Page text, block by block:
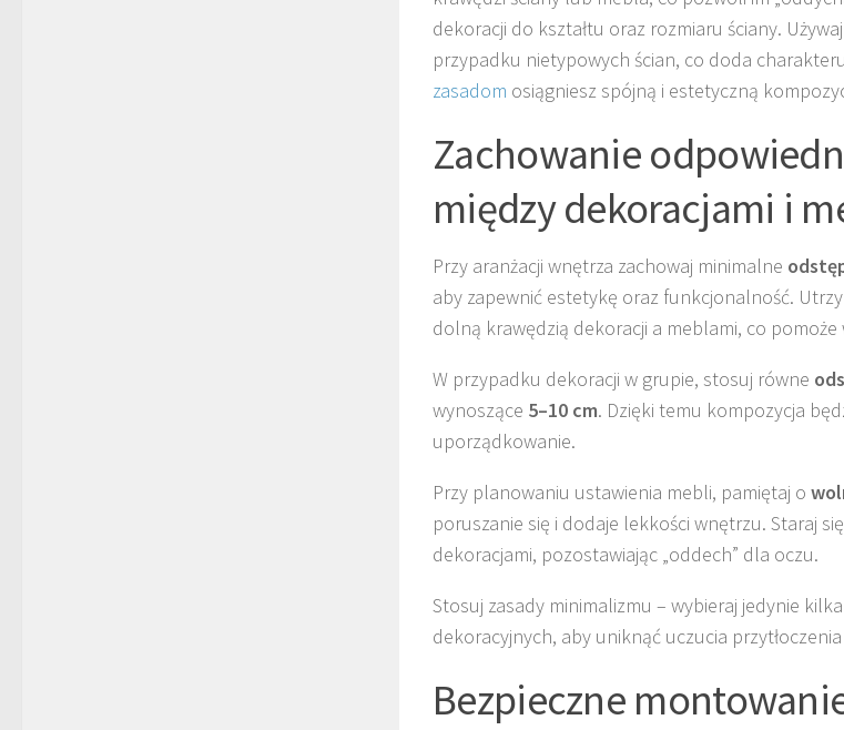
dekoracji do kształtu oraz rozmiaru ściany.
przypadku nietypowych ścian, co doda
zasadom osiągniesz spójną i estetyczną
Zachowanie
między dekoracjami i
Przy aranżacji wnętrza zachowaj minimalne
aby zapewnić estetykę oraz funkcjonalność.
dolną krawędzią dekoracji a meblami, co
W przypadku dekoracji w grupie, stosuj równe
wynoszące 5–10 cm. Dzięki temu kompozycja
uporządkowanie.
Przy planowaniu ustawienia mebli, pamiętaj o
poruszanie się i dodaje lekkości wnętrzu. Staraj
dekoracjami, pozostawiając „oddech” dla oczu.
Stosuj zasady minimalizmu – wybieraj jedynie
dekoracyjnych, aby uniknąć uczucia
Bezpieczne